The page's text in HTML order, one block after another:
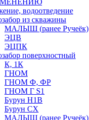
водоотведение
из скважины
МАЛЫШ (ранее Ручеёк)
ЭЦВ
ЭЦПК
поверхностный
К, 1К
ГНОМ
ГНОМ Ф, ФР
ГНОМ Г S1
Бурун Н1В
Бурун СХ
МАЛЫШ (ранее Ручеёк)